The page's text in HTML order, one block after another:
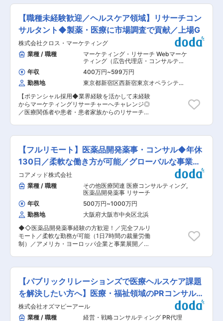
ズが高まっています。 運動したくてもできない高
齢者や患者様のために、私たちエビデンスに基づ
き開発されたSIXＰADの持つ独自技術のポテンシ
ャルは国内のみならず、海外にも大きな需要があ
ります。予防医療領域から疾患患者様まで他動的
に筋肉を鍛えることができるSIXPADでヘルスケ
ア市場を共に開拓することで、世の中の健康寿命
の延伸に貢献できる、やりがいを大きく感じられ
るポジションになります。 変更の範囲：会社の定
める業務
防、創薬・開発研究、状態・把握診断、治療選
択、治療、予後管理のバリューチェーンにおい
て、以下業務をお任せします。 ・市場調査の企画
設計 ・調査票／ディスカッションガイドの作成
・調査プロジェクト運営や調査結果の分析やアク
ションへの提言 ＜プロジェクトについて＞ 1つの
プロジェクトサイクルは、2〜3ヶ月程度で、常時
３〜４件を同時並行で担当頂きます。案件の規模
によりますが、基本は複数名（2~3名程度）でプ
ロジェクト推進を行います。 プロジェクト内容に
よっては、クロス・マーケティンググループの関
連部署や外部のパートナーと連携して頂くことと
なります。 ＜その他＞ ・プロジェクトの責任者
として業務に関わって頂くことを想定しており、
プロジェクト推進においてはリーダーシップおよ
び調整力が求められます。 ・ビジネスレベル以上
び国内クライアントから受託する海外案件）及び
グローバルビジネス戦略構築に関与頂く可能性が
あります。 ■出向先： 株式会社クロス・マーケ
ティングへ入社後、株式会社メディリードへの出
向となります。 本社所在地・勤務地：東京都新宿
区西新宿3丁目20番2号 東京オペラシティタワ
ー24F 事業内容：医療関連領域の調査・データ解
析業務 ■メディリードについて： リサーチ事業
及びITソリューション事業を幅広く展開してい
る、クロス・マーケティンググループの一員とし
て、メディカル・ライフサイエンス領域における
国内・海外のマーケットリサーチやリアルワール
ドデータ（RWD）の解析／分析を強化すべく、
です。 クロス・マーケティンググループ内外で長
年リサーチに携わってきたスタッフや、医療デー
品メーカー、医療機器メーカー、その他医療に関
する企業様の意思決定、戦略策定のサポートを行
っています。 変更の範囲：会社の定める業務
【職種未経験歓迎／ヘルスケア領域】リサーチコン
サルタント◆製薬・医療に市場調査で貢献／上場G
株式会社クロス・マーケティング
業種 / 職種
マーケティング・リサーチ Webマーケ
ティング（広告代理店・コンサルティ
ング・制作） , リサーチ・市場調査 リ
サーチ
年収 400万円~599万円
勤務地
東京都新宿区西新宿東京オペラシティ
【ポテンシャル採用◆業界経験を活かして未経験
からマーケティングリサーチャーへチャレンジ◎
／医療関係者や患者・患者家族からのリサーチ結
景： 既存顧客からのリピートオーダーが多くを占
めますが、同時に新規顧客の獲得も広がってお
り、業務量が拡大しております。昨今は特に、悪
性腫瘍や希少疾患領域など、深い医療知識と提案
力を求められるプロジェクトのニーズが高まって
おり、今後予想される医療分野でのプライマリー
リサーチのニーズを捉える為、リサーチコンサル
タントにチャレンジしたい方を募集します。 将来
的に、国内の内資系・外資系の医薬品メーカー、
医療機器メーカー、その他医療に関する事業会社
の未病/予防、創薬・開発研究、状態・把握診断、
治療選択、治療、予後管理のバリューチェーンに
おいて、市場調査の企画設計、調査票／ディスカ
ッションガイドの作成、調査プロジェクト運営や
調査結果の分析やアクションへの提言をお任せで
きる人材を求めています。 ■お任せする業務内
グを行い、調査内容や結果の活用イメージをすり
合わせます ・ガイド作成・対象者条件の設定 …
調査対象条件やインタビュー内容の作成、調査ス
ケジュールの調整、インタビュー会場の手配や謝
礼の準備などを行います ・調査の実施 …インタ
ビューを実施し、内容を記録します ・レポートの
【フルリモート】医薬品開発薬事・コンサル◆年休
130日／柔軟な働き方が可能／グローバルな事業展
開◎
コアメッド株式会社
業種 / 職種
その他医療関連 医療コンサルティング,
医薬品開発薬事 リサーチ
年収
500万円~1000万円
勤務地
大阪府大阪市中央区北浜
◆◇医薬品開発薬事経験の方歓迎！／完全フルリ
モート／柔軟な勤務が可能（1日7時間の裁量労働
制）／アメリカ・ヨーロッパ企業と事業展開／医
略の立案・評価・助言を中心としたコンサルティ
ング業務をお任せします。承認取得に向けた最適
な戦略を設計する上流ポジションです。 ・クライ
アントの基本戦略を踏まえた薬事戦略の立案 ・日
米欧（MHLW／PMDA・FDA・EMA）を横断した
グローバル薬事戦略の企画 ・各種試験成績・申請
資料の評価・分析 ・三極規制当局との事前相談を
【パブリックリレーションズで医療ヘルスケア課題
を解決したい方へ】医療・福祉領域のPRコンサルタ
ント
株式会社オズマピーアール
業種 / 職種
経営・戦略コンサルティング PR代理